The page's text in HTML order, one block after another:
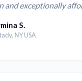
and exceptionally
S.
NY USA